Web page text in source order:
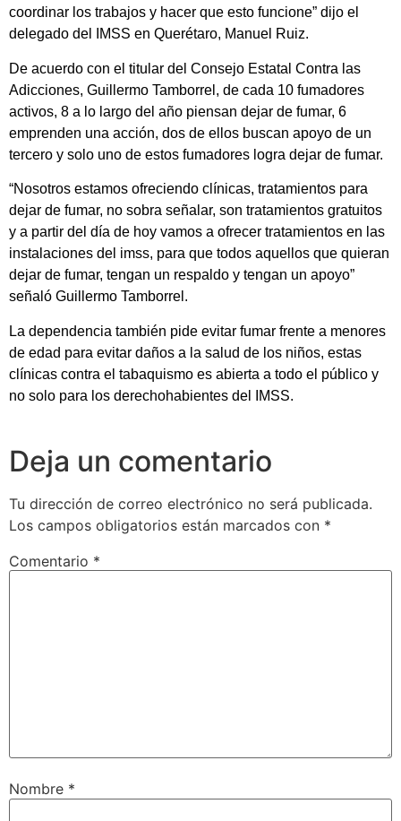
coordinar los trabajos y hacer que esto funcione” dijo el
delegado del IMSS en Querétaro, Manuel Ruiz.
De acuerdo con el titular del Consejo Estatal Contra las
Adicciones, Guillermo Tamborrel, de cada 10 fumadores
activos, 8 a lo largo del año piensan dejar de fumar, 6
emprenden una acción, dos de ellos buscan apoyo de un
tercero y solo uno de estos fumadores logra dejar de fumar.
“Nosotros estamos ofreciendo clínicas, tratamientos para
dejar de fumar, no sobra señalar, son tratamientos gratuitos
y a partir del día de hoy vamos a ofrecer tratamientos en las
instalaciones del imss, para que todos aquellos que quieran
dejar de fumar, tengan un respaldo y tengan un apoyo”
señaló Guillermo Tamborrel.
La dependencia también pide evitar fumar frente a menores
de edad para evitar daños a la salud de los niños, estas
clínicas contra el tabaquismo es abierta a todo el público y
no solo para los derechohabientes del IMSS.
Deja un comentario
Tu dirección de correo electrónico no será publicada.
Los campos obligatorios están marcados con *
Comentario *
Nombre *